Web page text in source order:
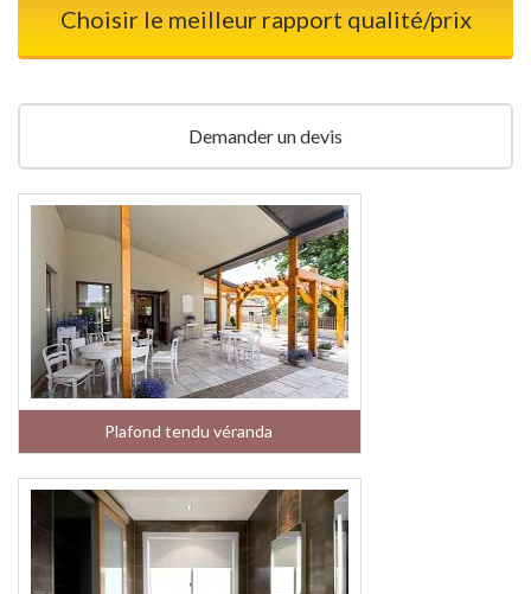
Choisir le meilleur rapport qualité/prix
Demander un devis
Plafond tendu véranda